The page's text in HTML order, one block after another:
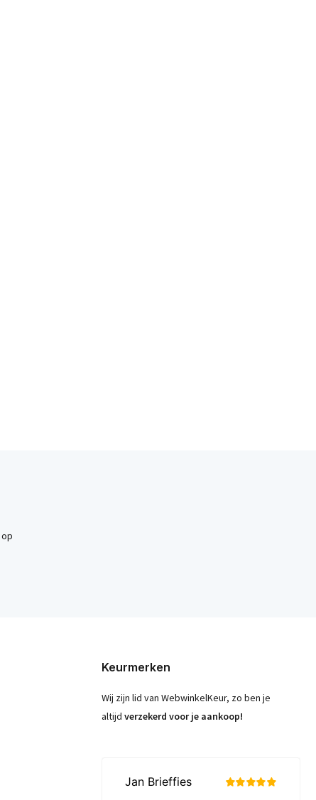
op
Keurmerken
Wij zijn lid van WebwinkelKeur, zo ben je
altijd verzekerd voor je aankoop!